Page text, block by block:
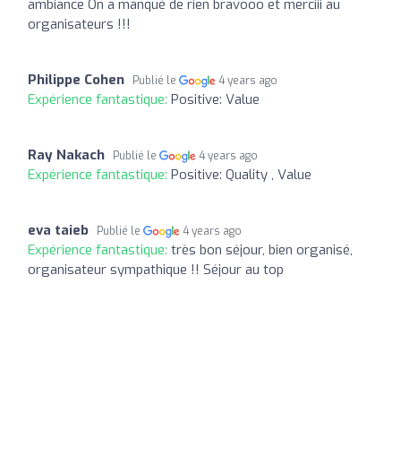
ambiance On a manqué de rien bravooo et merciii au
organisateurs !!!
Philippe Cohen Publié le 4 years ago
Expérience fantastique: Positive: Value
Ray Nakach Publié le 4 years ago
Expérience fantastique: Positive: Quality , Value
eva taieb Publié le 4 years ago
Expérience fantastique: très bon séjour, bien organisé,
organisateur sympathique !! Séjour au top